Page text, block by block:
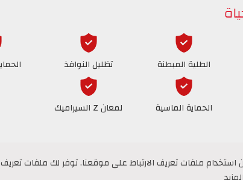
ملفات تعريف الارتباط على موقعنا. توفر لك ملفات تعريف
ملفات تعريف الارتباط على موقعنا. توفر لك ملفات تعريف
الطلية المبطنة تظليل النوافذ
الحماية الماسية لمعان Z السيراميك